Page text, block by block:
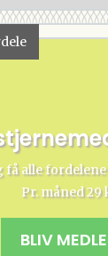
få alle
Pr. måned 29
BLIV